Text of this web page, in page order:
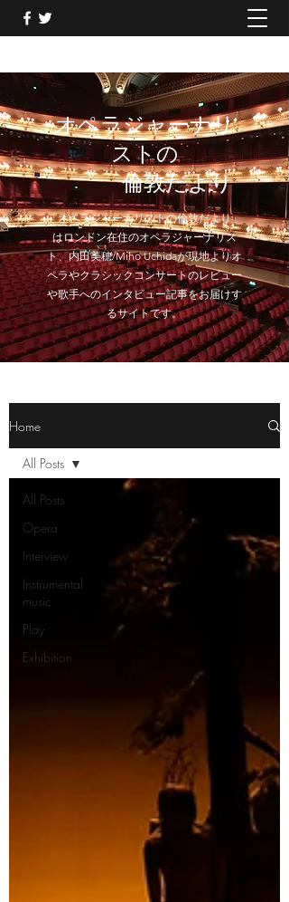
オペラジャーナリ
ストの
倫敦だより
「オペラジャーナリストの倫敦だより」
はロンドン在住のオペラジャーナリス
ト、内田美穂/Miho Uchidaが現地よりオ
ペラやクラシックコンサートのレビュー
や歌手へのインタビュー記事をお届けす
るサイトです。
Home
All Posts
Opera
Interview
Instrumental
music
Play
Exhibition
All Posts